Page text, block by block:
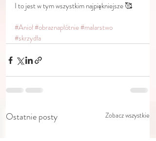
I to jest w tym wszystkim najpiękniejsze 🥰
#Anioł#obraznapłótnie#malarstwo
#skrzydła
Ostatnie posty Zobacz wszystkie